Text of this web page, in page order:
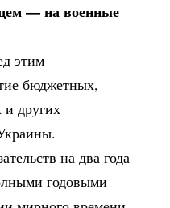
— на военные
этим —
бюджетных,
и других
на два года —
годовыми